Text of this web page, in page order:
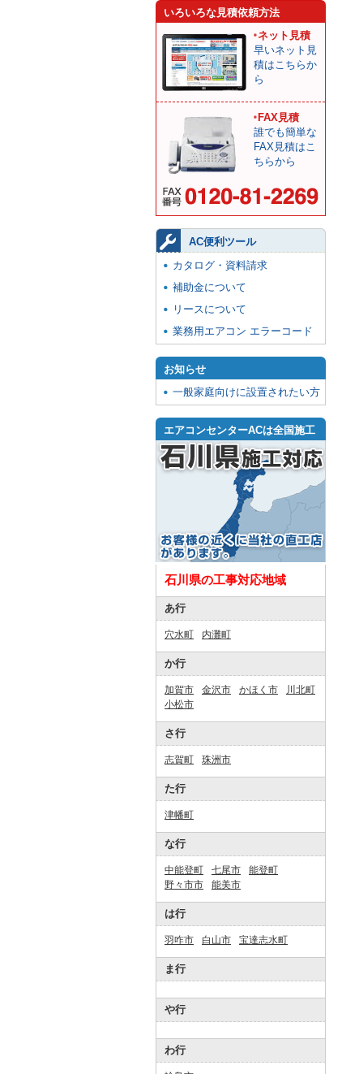
いろいろな見積依頼方法
ネット見積
早いネット見
積はこちらか
ら
FAX見積
誰でも簡単な
FAX見積はこ
ちらから
AC便利ツール
カタログ・資料請求
補助金について
リースについて
業務用エアコン エラーコード
お知らせ
一般家庭向けに設置されたい方
エアコンセンターACは全国施工
石川県の工事対応地域
あ行
穴水町 内灘町
か行
加賀市 金沢市 かほく市
川北町
小松市
さ行
志賀町 珠洲市
た行
津幡町
な行
中能登町 七尾市
能登町
野々市市
能美市
は行
羽咋市 白山市 宝達志水町
ま行
や行
わ行